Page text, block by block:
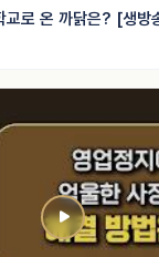
교로 온 까닭은? [생방